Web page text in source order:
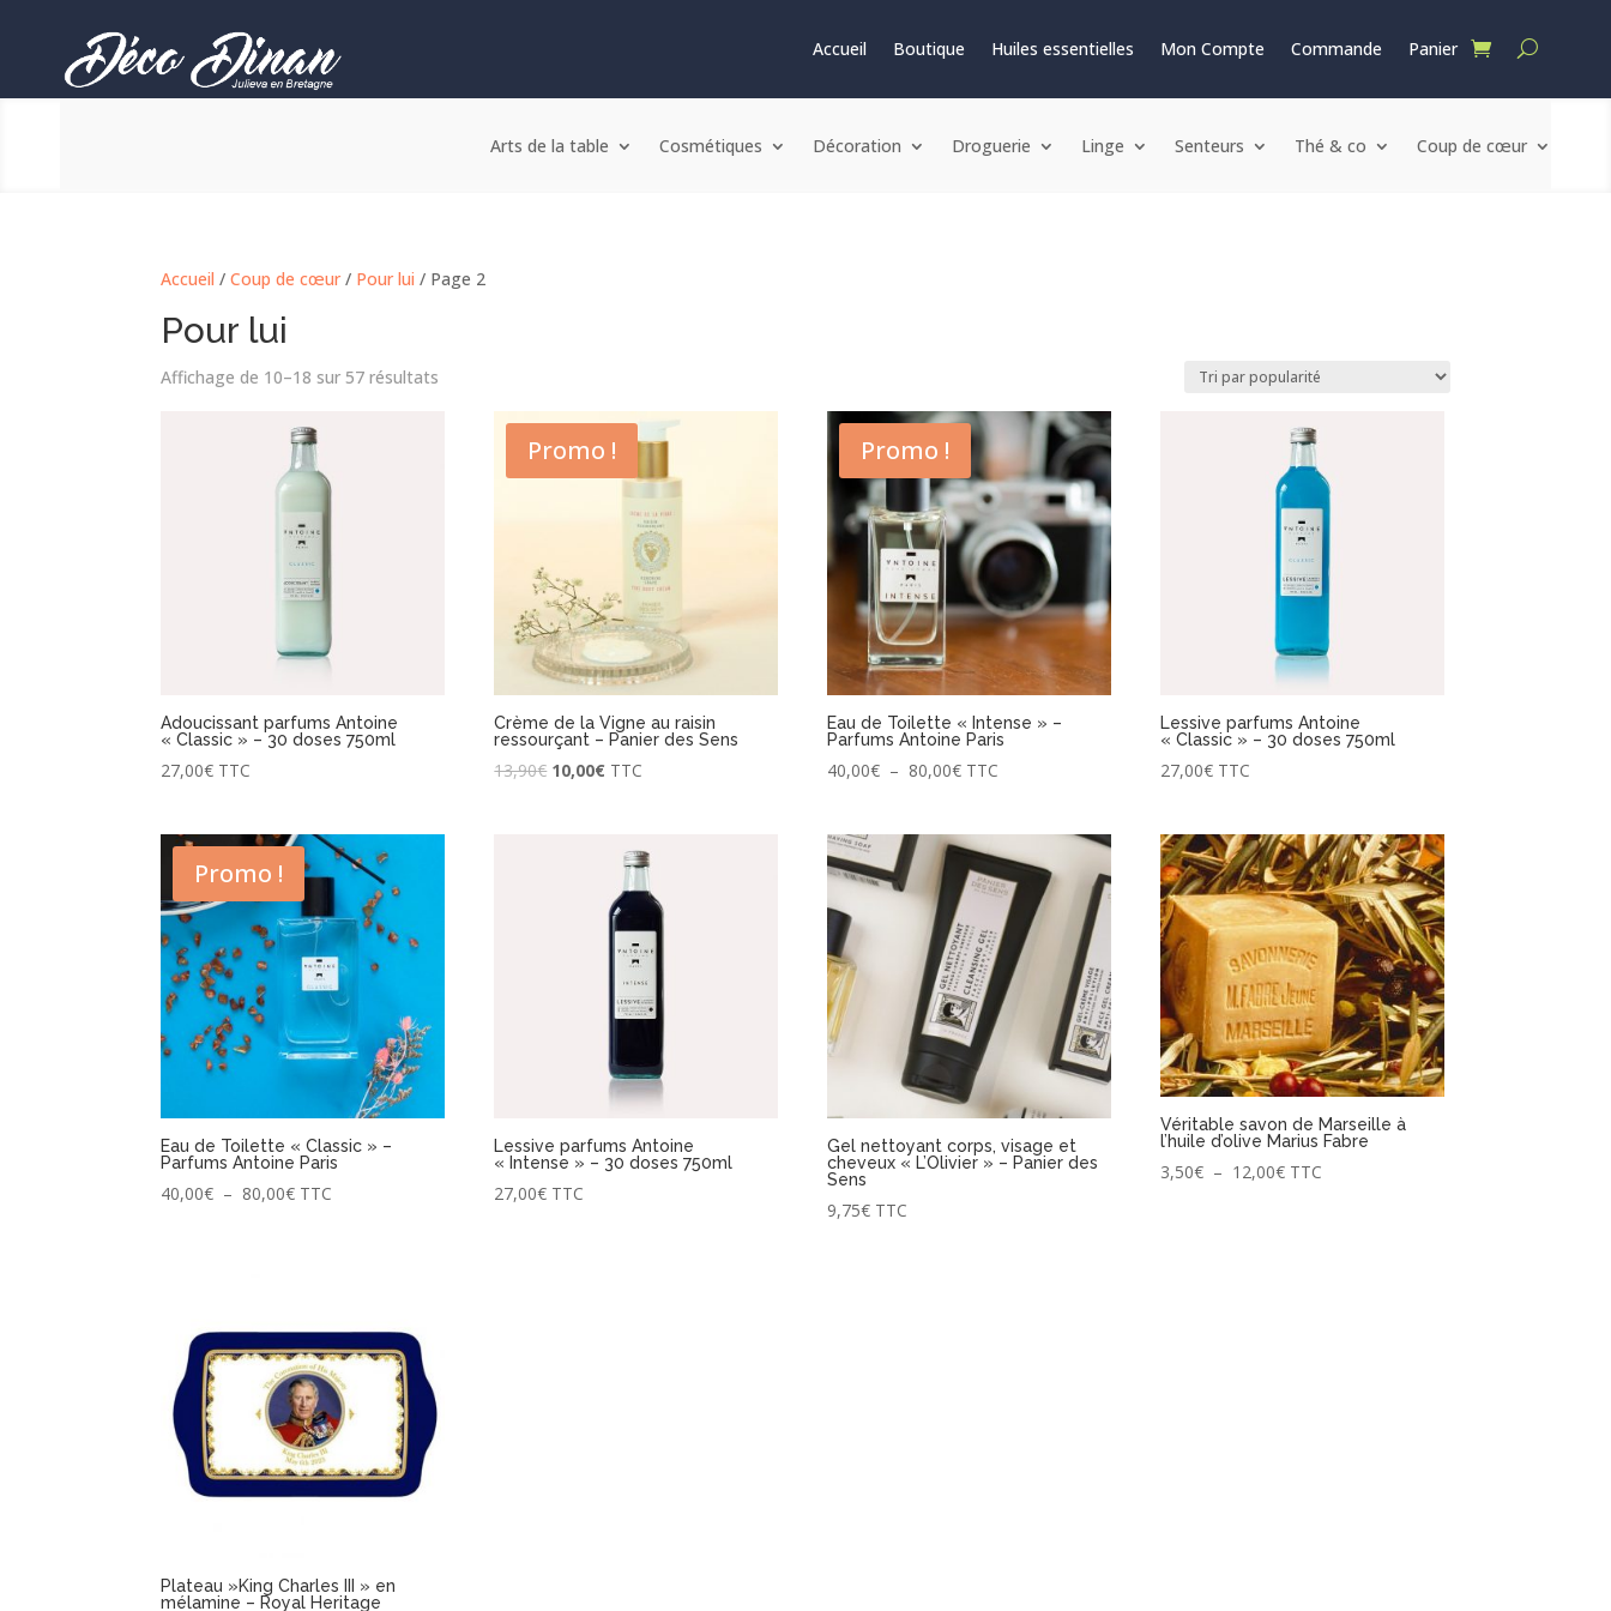
Accueil Boutique Huiles essentielles Mon Compte Commande Panier
Arts de la table Cosmétiques Décoration Droguerie Linge Senteurs Thé & co Coup de cœur
Accueil /Coup de cœur/ Pour lui / Page 2
Pour lui
Affichage de 10–18 sur 57 résultats
Adoucissant parfums Antoine
« Classic » – 30 doses 750ml
27,00€ TTC
Promo !
Crème de la Vigne au raisin
ressourçant – Panier des Sens
13,90€ Le
10,00€Le
est :
10,00€.
TTC
Promo !
Eau de Toilette « Intense » –
Parfums Antoine Paris
40,00€ – 80,00€Plage
40,00€
à
80,00€
TTC
Lessive parfums Antoine
« Classic » – 30 doses 750ml
27,00€ TTC
Promo !
Eau de Toilette « Classic » –
Parfums Antoine Paris
40,00€ – 80,00€Plage
80,00€
TTC
Lessive parfums Antoine
« Intense » – 30 doses 750ml
27,00€ TTC
Gel nettoyant corps, visage et
cheveux « L’Olivier » – Panier des
Sens
9,75€ TTC
Véritable savon de Marseille à
l’huile d’olive Marius Fabre
3,50€ – 12,00€Plage
TTC
Plateau »King Charles III » en
mélamine – Royal Heritage